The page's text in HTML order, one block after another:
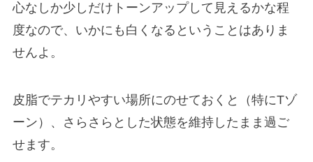
心なしか少しだけトーンアップして見えるかな程
度なので、いかにも白くなるということはありま
せんよ。
皮脂でテカリやすい場所にのせておくと（特にTゾ
ーン）、さらさらとした状態を維持したまま過ご
せます。